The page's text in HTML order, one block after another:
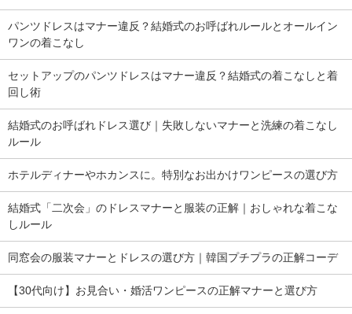
パンツドレスはマナー違反？結婚式のお呼ばれルールとオールイン
ワンの着こなし
セットアップのパンツドレスはマナー違反？結婚式の着こなしと着
回し術
結婚式のお呼ばれドレス選び｜失敗しないマナーと洗練の着こなし
ルール
ホテルディナーやホカンスに。特別なお出かけワンピースの選び方
結婚式「二次会」のドレスマナーと服装の正解｜おしゃれな着こな
しルール
同窓会の服装マナーとドレスの選び方｜韓国プチプラの正解コーデ
【30代向け】お見合い・婚活ワンピースの正解マナーと選び方